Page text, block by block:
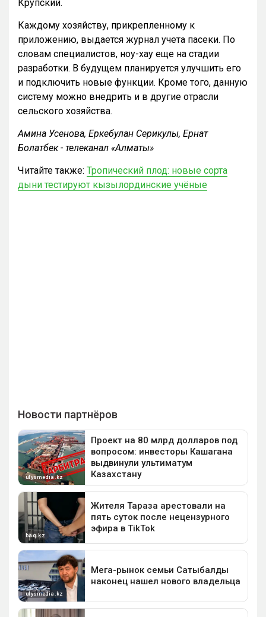
Крупский.
Каждому хозяйству, прикрепленному к
приложению, выдается журнал учета пасеки. По
словам специалистов, ноу-хау еще на стадии
разработки. В будущем планируется улучшить его
и подключить новые функции. Кроме того, данную
систему можно внедрить и в другие отрасли
сельского хозяйства.
Амина Усенова, Еркебулан Серикулы, Ернат
Болатбек - телеканал «Алматы»
Читайте также: Тропический плод: новые сорта
дыни тестируют кызылординские учёные